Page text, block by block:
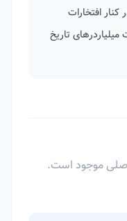
کنار افتخارات
تاریخ
موجود است.